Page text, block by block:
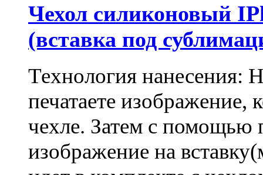
Чехол силиконовый
(вставка под
Технология нанесения:
печатаете изображение,
чехле. Затем с помощью
изображение на